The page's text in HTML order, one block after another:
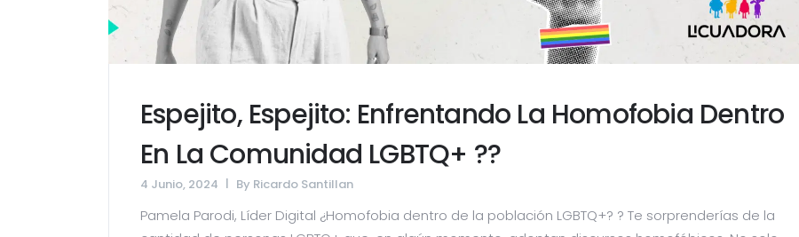
Espejito, Espejito: Enfrentando La Homofobia Dentro
En La Comunidad LGBTQ+ ??
4 Junio, 2024 By Ricardo Santillan
Pamela Parodi, Líder Digital ¿Homofobia dentro de la población LGBTQ+? ? Te sorprenderías de la